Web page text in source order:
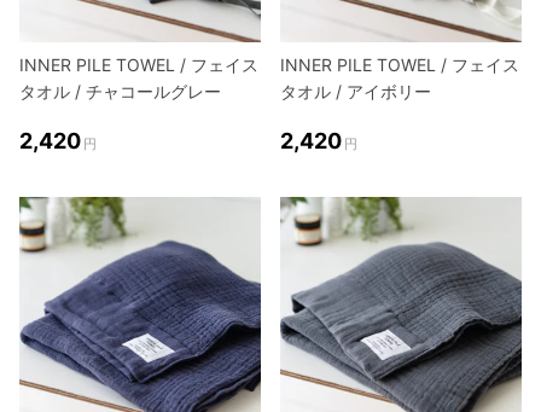
INNER PILE TOWEL / フェイス
タオル / チャコールグレー
2,420 円
INNER PILE TOWEL / フェイス
タオル / アイボリー
2,420 円